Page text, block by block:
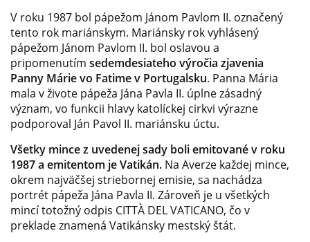
V roku 1987 bol pápežom Jánom Pavlom II. označený
tento rok mariánskym. Mariánsky rok vyhlásený
pápežom Jánom Pavlom II. bol oslavou a
pripomenutím sedemdesiateho výročia zjavenia
Panny Márie vo Fatime v Portugalsku. Panna Mária
mala v živote pápeža Jána Pavla II. úplne zásadný
význam, vo funkcii hlavy katolíckej cirkvi výrazne
podporoval Ján Pavol II. mariánsku úctu.
Všetky mince z uvedenej sady boli emitované v roku
1987 a emitentom je Vatikán. Na Averze každej mince,
okrem najväčšej striebornej emisie, sa nachádza
portrét pápeža Jána Pavla II. Zároveň je u všetkých
mincí totožný odpis CITTÀ DEL VATICANO, čo v
preklade znamená Vatikánsky mestský štát.